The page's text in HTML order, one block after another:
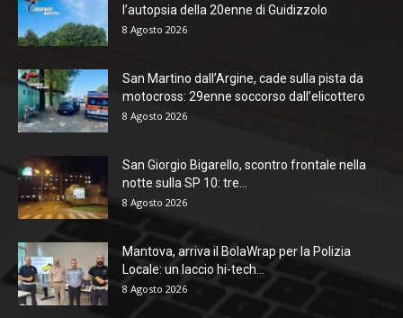
l’autopsia della 20enne di Guidizzolo
8 Agosto 2026
San Martino dall’Argine, cade sulla pista da
motocross: 29enne soccorso dall’elicottero
8 Agosto 2026
San Giorgio Bigarello, scontro frontale nella
notte sulla SP 10: tre...
8 Agosto 2026
Mantova, arriva il BolaWrap per la Polizia
Locale: un laccio hi-tech...
8 Agosto 2026